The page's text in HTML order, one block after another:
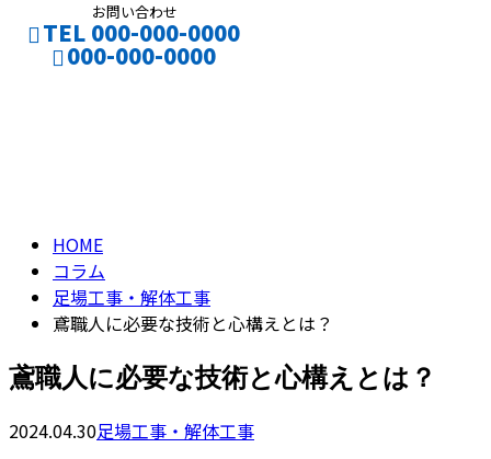
お問い合わせ
TEL 000-000-0000
000-000-0000
HOME
コラム
足場工事・解体工事
鳶職人に必要な技術と心構えとは？
鳶職人に必要な技術と心構えとは？
2024.04.30足場工事・解体工事